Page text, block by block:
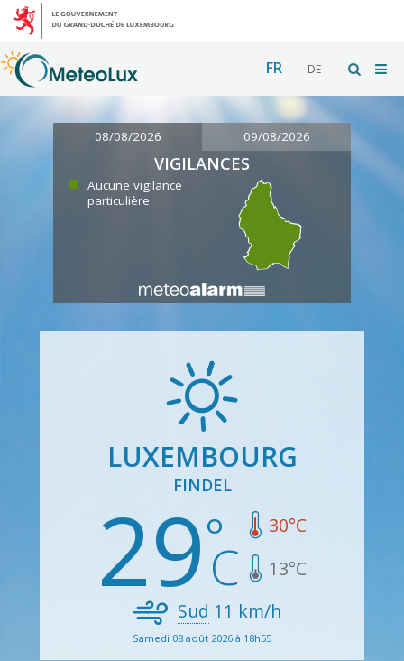
FR DE
08/08/2026 09/08/2026
VIGILANCES
Aucune vigilance
particulière
LUXEMBOURG
FINDEL
29 30°C
13°C
Sud 11 km/h
Samedi 08 août 2026 à 18h55